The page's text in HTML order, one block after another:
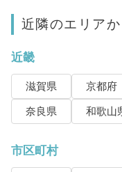
近隣のエリア
近畿
滋賀県 京都府
奈良県
和歌山
市区町村